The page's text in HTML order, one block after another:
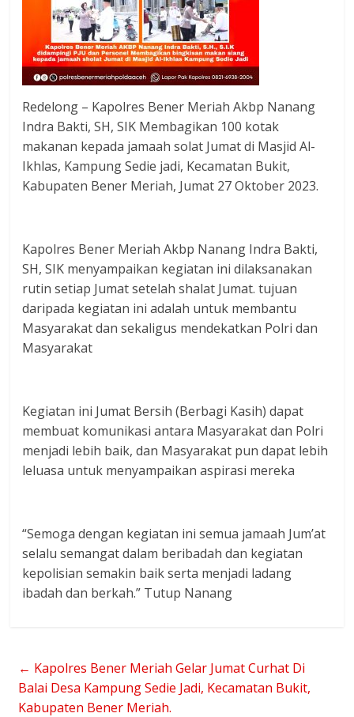
Redelong – Kapolres Bener Meriah Akbp Nanang
Indra Bakti, SH, SIK Membagikan 100 kotak
makanan kepada jamaah solat Jumat di Masjid Al-
Ikhlas, Kampung Sedie jadi, Kecamatan Bukit,
Kabupaten Bener Meriah, Jumat 27 Oktober 2023.
Kapolres Bener Meriah Akbp Nanang Indra Bakti,
SH, SIK menyampaikan kegiatan ini dilaksanakan
rutin setiap Jumat setelah shalat Jumat. tujuan
daripada kegiatan ini adalah untuk membantu
Masyarakat dan sekaligus mendekatkan Polri dan
Masyarakat
Kegiatan ini Jumat Bersih (Berbagi Kasih) dapat
membuat komunikasi antara Masyarakat dan Polri
menjadi lebih baik, dan Masyarakat pun dapat lebih
leluasa untuk menyampaikan aspirasi mereka
“Semoga dengan kegiatan ini semua jamaah Jum’at
selalu semangat dalam beribadah dan kegiatan
kepolisian semakin baik serta menjadi ladang
ibadah dan berkah.” Tutup Nanang
← Kapolres Bener Meriah Gelar Jumat Curhat Di
Balai Desa Kampung Sedie Jadi, Kecamatan Bukit,
Kabupaten Bener Meriah.